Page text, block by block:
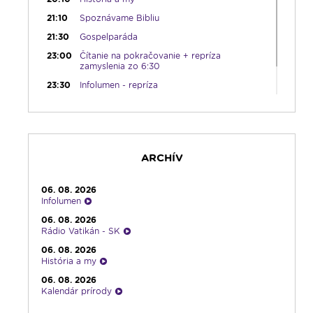
21:10
Spoznávame Bibliu
21:30
Gospelparáda
23:00
Čítanie na pokračovanie + repríza
zamyslenia zo 6:30
23:30
Infolumen - repríza
ARCHÍV
06. 08. 2026
Infolumen
06. 08. 2026
Rádio Vatikán - SK
06. 08. 2026
História a my
06. 08. 2026
Kalendár prírody